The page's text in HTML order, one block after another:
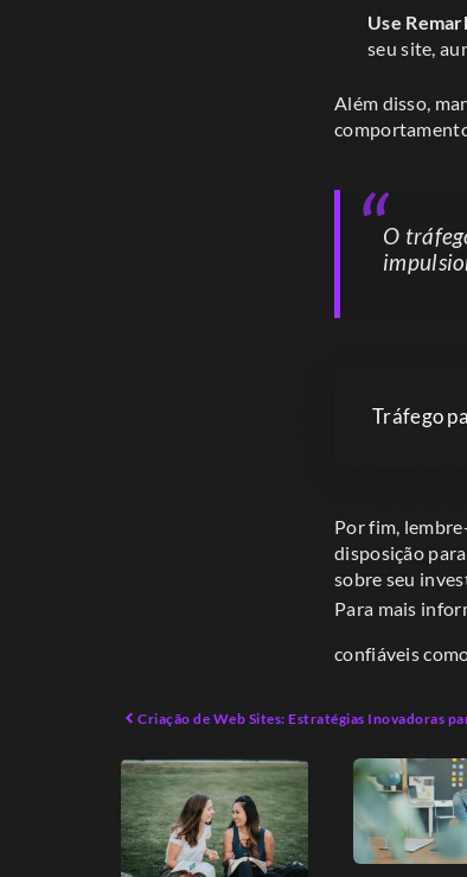
Use
seu site,
Além disso,
O
Tráfego
Por fim,
disposição
sobre seu
Para mais
confiáveis
Criação de Web Sites: Estratégias Inovadoras